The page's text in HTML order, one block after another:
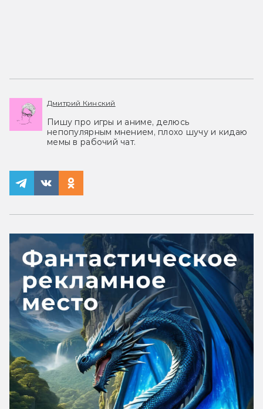
Дмитрий Кинский
Пишу про игры и аниме, делюсь
непопулярным мнением, плохо шучу и кидаю
мемы в рабочий чат.